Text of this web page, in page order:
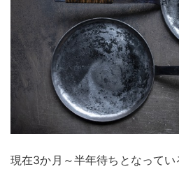
現在3か月～半年待ちとなって